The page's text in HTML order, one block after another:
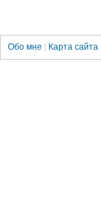
Обо мне Карта сайта